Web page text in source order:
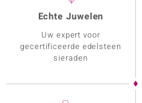
Echte Juwelen
Uw expert voor
gecertificeerde edelsteen
sieraden